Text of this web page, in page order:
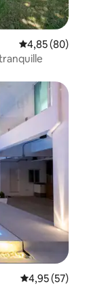
Évaluation
4,85 (80)
Évaluation
4,95 (57)